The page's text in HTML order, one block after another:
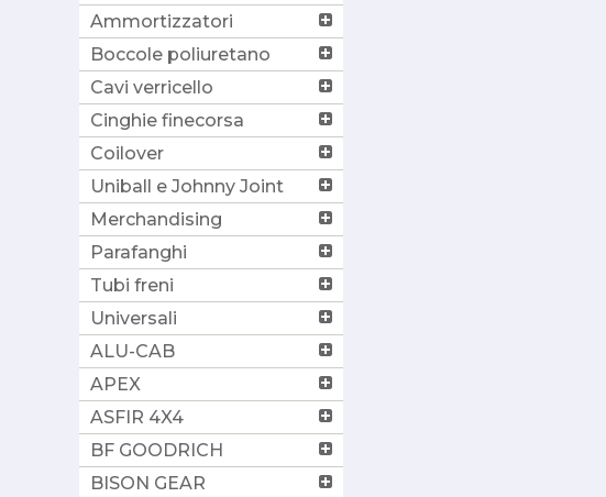
Ammortizzatori
Boccole poliuretano
Cavi verricello
Cinghie finecorsa
Coilover
Uniball e Johnny Joint
Merchandising
Parafanghi
Tubi freni
Universali
ALU-CAB
APEX
ASFIR 4X4
BF GOODRICH
BISON GEAR